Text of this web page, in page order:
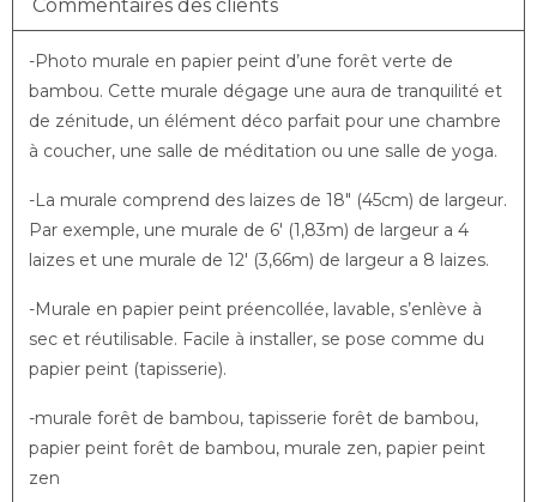
Commentaires des clients
-Photo murale en papier peint d’une forêt verte de
bambou. Cette murale dégage une aura de tranquilité et
de zénitude, un élément déco parfait pour une chambre
à coucher, une salle de méditation ou une salle de yoga.
-La murale comprend des laizes de 18″ (45cm) de largeur.
Par exemple, une murale de 6′ (1,83m) de largeur a 4
laizes et une murale de 12′ (3,66m) de largeur a 8 laizes.
-Murale en papier peint préencollée, lavable, s’enlève à
sec et réutilisable. Facile à installer, se pose comme du
papier peint (tapisserie).
-murale forêt de bambou, tapisserie forêt de bambou,
papier peint forêt de bambou, murale zen, papier peint
zen